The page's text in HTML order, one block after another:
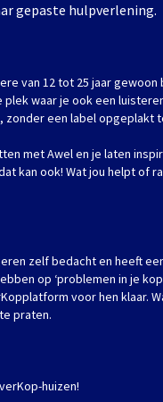
gepaste hulpverlening.
van 12 tot 25 jaar
waar je ook een
een label opgeplakt
met Awel en je laten
kan ook! Wat jou helpt of
zelf bedacht en heeft
op ‘problemen in je
voor hen klaar.
praten.
huizen!